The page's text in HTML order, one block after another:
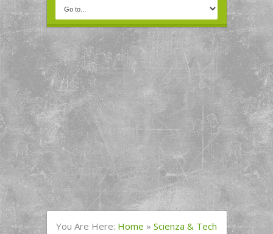
You Are Here: Home » Scienza & Tech